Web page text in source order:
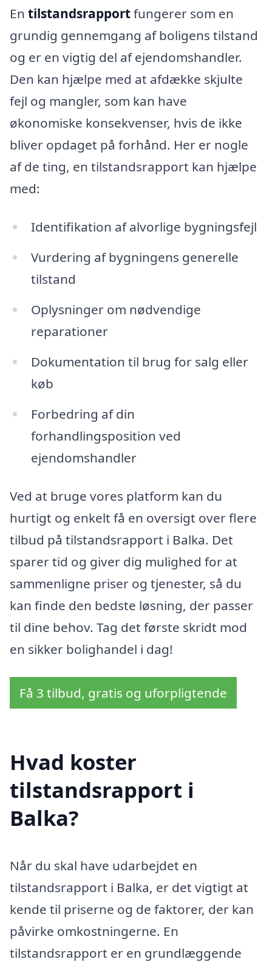
En tilstandsrapportfungerer som en
grundig gennemgang af boligens tilstand
og er en vigtig del af ejendomshandler.
Den kan hjælpe med at afdække skjulte
fejl og mangler, som kan have
økonomiske konsekvenser, hvis de ikke
bliver opdaget på forhånd. Her er nogle
af de ting, en tilstandsrapport kan hjælpe
med:
Identifikation af alvorlige bygningsfejl
Vurdering af bygningens generelle
tilstand
Oplysninger om nødvendige
reparationer
Dokumentation til brug for salg eller
køb
Forbedring af din
forhandlingsposition ved
ejendomshandler
Ved at bruge vores platform kan du
hurtigt og enkelt få en oversigt over flere
tilbud på tilstandsrapport i Balka. Det
sparer tid og giver dig mulighed for at
sammenligne priser og tjenester, så du
kan finde den bedste løsning, der passer
til dine behov. Tag det første skridt mod
en sikker bolighandel i dag!
Få 3 tilbud, gratis og uforpligtende
Hvad koster
tilstandsrapport i
Balka?
Når du skal have udarbejdet en
tilstandsrapport i Balka, er det vigtigt at
kende til priserne og de faktorer, der kan
påvirke omkostningerne. En
tilstandsrapport er en grundlæggende